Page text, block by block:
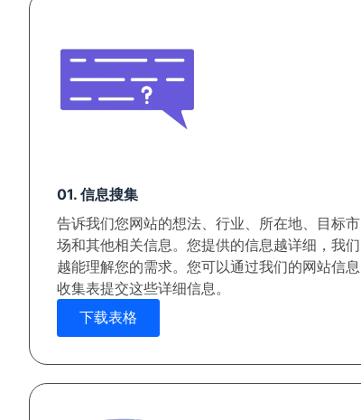
01. 信息搜集
告诉我们您网站的想法、行业、所在地、目标市
场和其他相关信息。您提供的信息越详细，我们
越能理解您的需求。您可以通过我们的网站信息
收集表提交这些详细信息。
下载表格